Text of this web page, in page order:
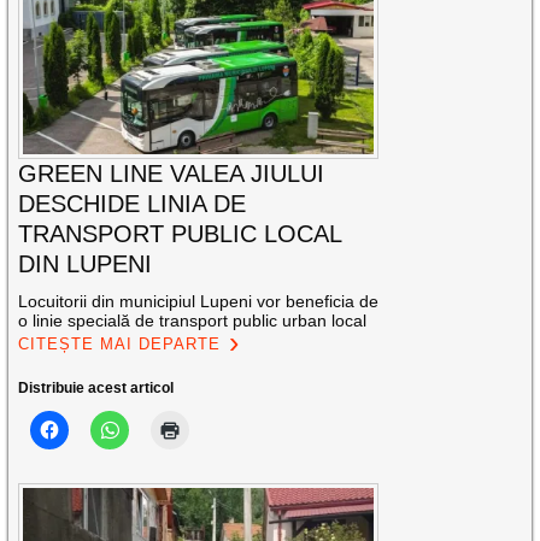
GREEN LINE VALEA JIULUI
DESCHIDE LINIA DE
TRANSPORT PUBLIC LOCAL
DIN LUPENI
Locuitorii din municipiul Lupeni vor beneficia de
o linie specială de transport public urban local
CITEȘTE MAI DEPARTE
Distribuie acest articol